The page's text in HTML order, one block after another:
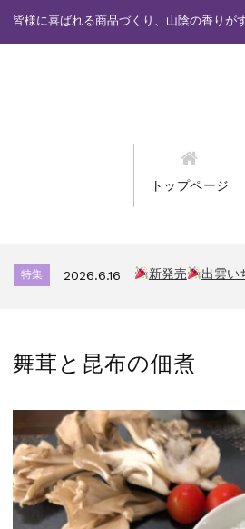
皆様に喜ばれる商品づくり、山陰の香りが
トップページ
特集 2026.6.16 新発売 出雲い
特集 2025.6.16 カード情報が適切
舞茸と昆布の佃煮